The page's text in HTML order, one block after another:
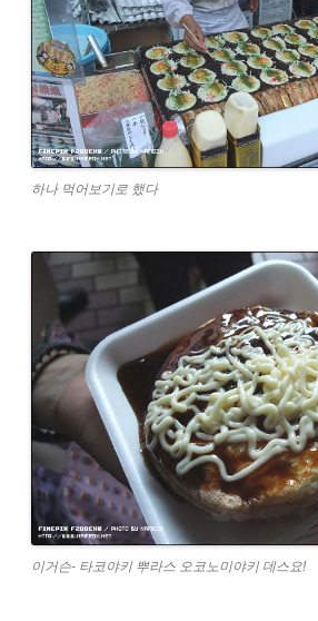
하나 먹어보기로 했다
이거슨- 타코야키 뿌라스 오코노미야키 데스요!